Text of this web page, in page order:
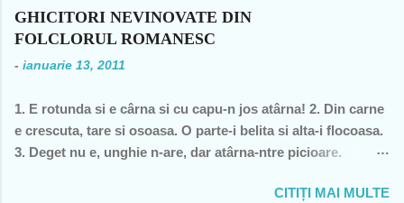
scoate şi tâmpiţi în urma prestaţiei sale- asa cum rezultă
pdl-işti, aceasta nu e o înjurătură)! Recunosc acum că din
1990 şi până în acest an de graţie, am fost mereu în
opoziţie, chiar şi atunci când au ieşit cei pe care i-am votat-
GHICITORI NEVINOVATE DIN
FOLCLORUL ROMANESC
- ianuarie 13, 2011
1. E rotunda si e cârna si cu capu-n jos atârna! 2. Din carne
e crescuta, tare si osoasa. O parte-i belita si alta-i flocoasa.
3. Deget nu e, unghie n-are, dar atârna-ntre picioare.
o baga, o freaca, coboara, se spala si pleaca? 5. Ce se
CITIȚI MAI MULTE